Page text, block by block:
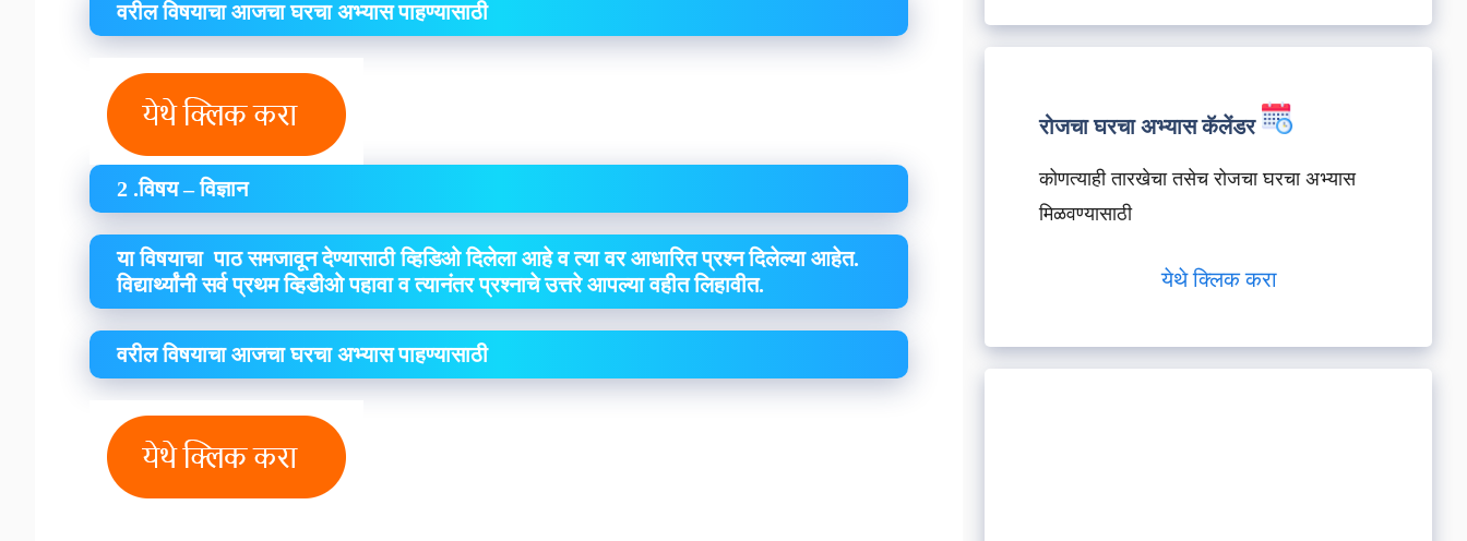
वरील विषयाचा आजचा घरचा अभ्यास पाहण्यासाठी
2 .विषय – विज्ञान
या विषयाचा पाठ समजावून देण्यासाठी व्हिडिओ दिलेला आहे व त्या वर आधारित प्रश्न दिलेल्या आहेत.
विद्यार्थ्यांनी सर्व प्रथम व्हिडीओ पहावा व त्यानंतर प्रश्नाचे उत्तरे आपल्या वहीत लिहावीत.
वरील विषयाचा आजचा घरचा अभ्यास पाहण्यासाठी
रोजचा घरचा अभ्यास कॅलेंडर
कोणत्याही तारखेचा तसेच रोजचा घरचा अभ्यास
मिळवण्यासाठी
येथे क्लिक करा